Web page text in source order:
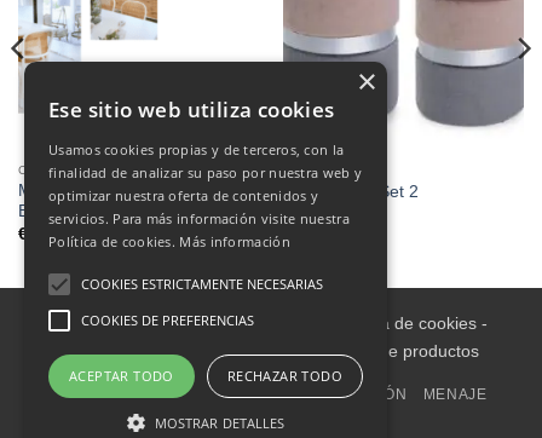
COMEDORES
MESA DE COMEDOR EXT.
BREMEN 160/200
€
1,130.00
COMEDORES
Puffs Polina Set 2
€105.00
Aviso legal-Política de Privacidad Política de cookies-
Condiciones informativas sobre catálogo de productos
INICIO INTERIOR EXTERIOR DECORACIÓN
MENAJE
×
Ese sitio web utiliza cookies
Usamos cookies propias y de terceros, con la
finalidad de analizar su paso por nuestra web y
optimizar nuestra oferta de contenidos y
servicios. Para más información visite nuestra
Política de cookies. Más información
COOKIES ESTRICTAMENTE NECESARIAS
COOKIES DE PREFERENCIAS
ACEPTAR TODO RECHAZAR TODO
MOSTRAR DETALLES